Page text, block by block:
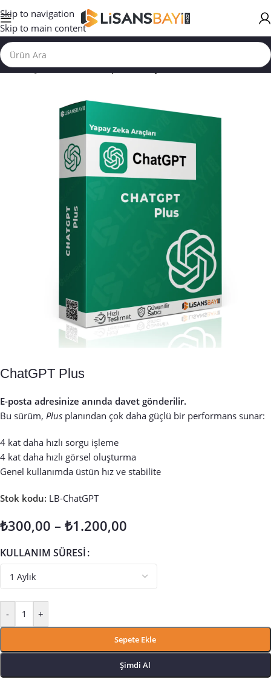
Skip to navigation
Skip to main content
Ana Sayfa/ YAPAY ZEKA | DİL ARAÇLARI
ChatGPT Plus
E-posta adresinize anında davet gönderilir.
Bu sürüm, Plus planından çok daha güçlü bir performans sunar:
4 kat daha hızlı sorgu işleme
4 kat daha hızlı görsel oluşturma
Genel kullanımda üstün hız ve stabilite
Stok kodu: LB-ChatGPT
₺300,00 – ₺1.200,00
KULLANIM SÜRESI
- +
Sepete Ekle
Şimdi Al